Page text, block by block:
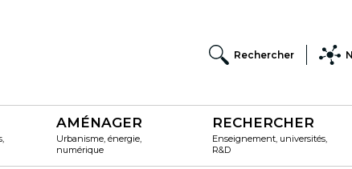
Rechercher
AMÉNAGER
Urbanisme, énergie,
numérique
RECHERCHER
Enseignement, universités,
R&D